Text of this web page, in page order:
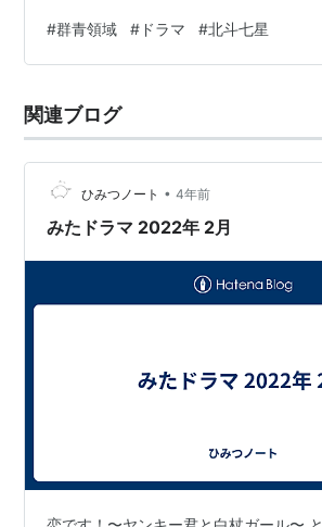
でゆく。 群青領域・セリフ 群青領域・
クの庭＆タンポポ鉄道 群青領域・北斗
cinemaholic・超簡単ぬか漬け 群青領域
に誰にも侵されたくない場所がある。
#群青領域 # ドラマ #北斗七星
関連ブログ
ひみつノート • 4年前
みたドラマ 2022年 2月